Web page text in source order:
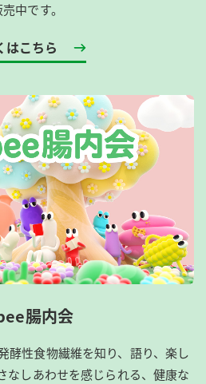
中です。
はこちら
腸内会
酵性食物繊維を知り、語り、楽し
なしあわせを感じられる、健康な